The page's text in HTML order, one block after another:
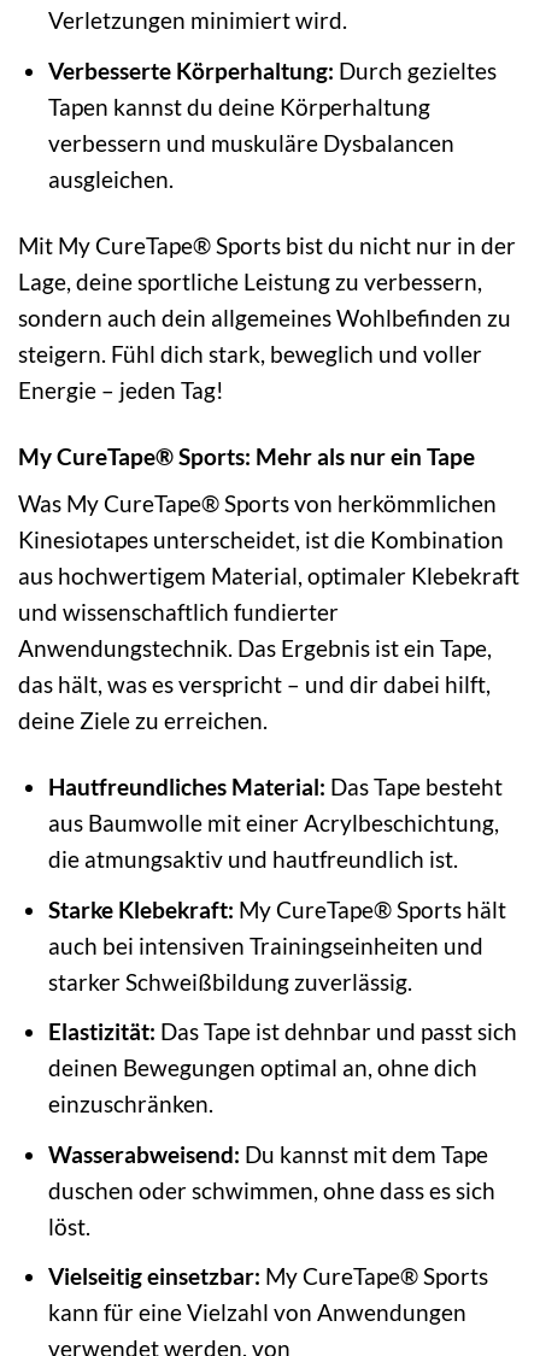
Verletzungen minimiert wird.
Verbesserte Körperhaltung: Durch gezieltes
Tapen kannst du deine Körperhaltung
verbessern und muskuläre Dysbalancen
ausgleichen.
Mit My CureTape® Sports bist du nicht nur in der
Lage, deine sportliche Leistung zu verbessern,
sondern auch dein allgemeines Wohlbefinden zu
steigern. Fühl dich stark, beweglich und voller
Energie – jeden Tag!
My CureTape® Sports: Mehr als nur ein Tape
Was My CureTape® Sports von herkömmlichen
Kinesiotapes unterscheidet, ist die Kombination
aus hochwertigem Material, optimaler Klebekraft
und wissenschaftlich fundierter
Anwendungstechnik. Das Ergebnis ist ein Tape,
das hält, was es verspricht – und dir dabei hilft,
deine Ziele zu erreichen.
Hautfreundliches Material: Das Tape besteht
aus Baumwolle mit einer Acrylbeschichtung,
die atmungsaktiv und hautfreundlich ist.
Starke Klebekraft: My CureTape® Sports hält
auch bei intensiven Trainingseinheiten und
starker Schweißbildung zuverlässig.
Elastizität: Das Tape ist dehnbar und passt sich
deinen Bewegungen optimal an, ohne dich
einzuschränken.
Wasserabweisend: Du kannst mit dem Tape
duschen oder schwimmen, ohne dass es sich
löst.
Vielseitig einsetzbar: My CureTape® Sports
kann für eine Vielzahl von Anwendungen
verwendet werden, von